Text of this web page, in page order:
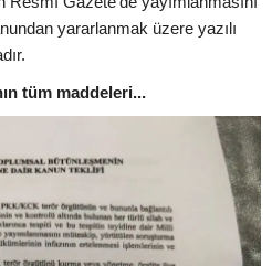
yararlanmak üzere yazılı
tüm maddeleri...